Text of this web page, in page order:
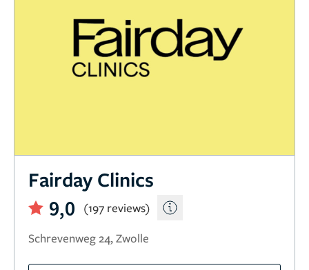
Fairday Clinics
9,0
(197 reviews)
Schrevenweg 24, Zwolle